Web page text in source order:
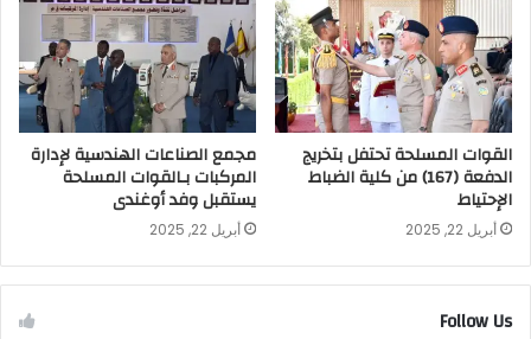
القوات المسلحة تحتفل بتخريج
الدفعة (167) من كلية الضباط
الإحتياط
أبريل 22, 2025
مجمع الصناعات الهندسية لإدارة
المركبات بـالقوات المسلحة
يستقبل وفد أوغندى
أبريل 22, 2025
Follow Us